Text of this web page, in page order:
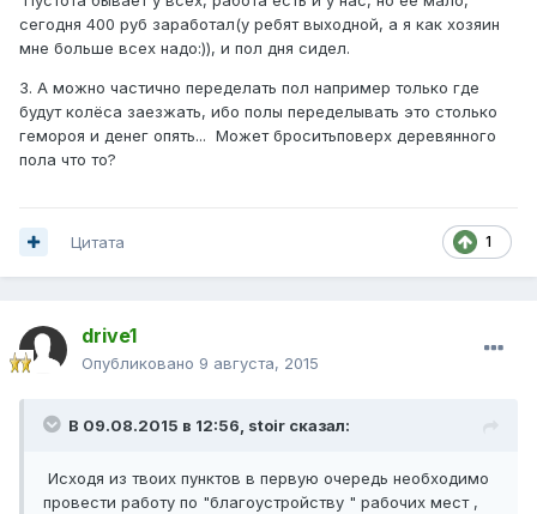
сегодня 400 руб заработал(у ребят выходной, а я как хозяин
мне больше всех надо:)), и пол дня сидел.
3. А можно частично переделать пол например только где
будут колёса заезжать, ибо полы переделывать это столько
гемороя и денег опять... Может броситьповерх деревянного
пола что то?
1
Цитата
drive1
Опубликовано 9 августа, 2015
В 09.08.2015 в 12:56, stoir сказал:
Исходя из твоих пунктов в первую очередь необходимо
провести работу по "благоустройству " рабочих мест ,